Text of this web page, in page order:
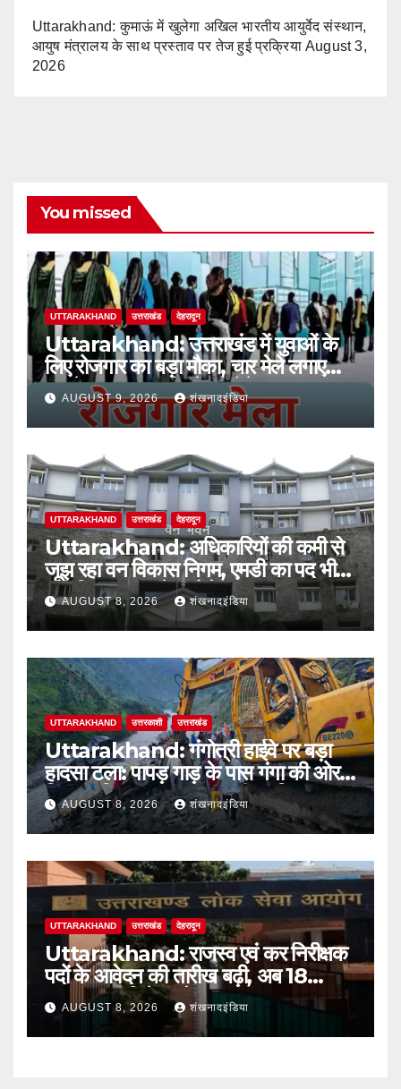
Uttarakhand: कुमाऊं में खुलेगा अखिल भारतीय आयुर्वेद संस्थान,
आयुष मंत्रालय के साथ प्रस्ताव पर तेज हुई प्रक्रिया August 3,
2026
You missed
UTTARAKHAND उत्तराखंड देहरादून
Uttarakhand: उत्तराखंड में युवाओं के
लिए रोजगार का बड़ा मौका, चार मेले लगाए
जाएंगे; 10 हजार को नौकरी देने का लक्ष्य
AUGUST 9, 2026 शंखनादइंडिया
UTTARAKHAND उत्तराखंड देहरादून
Uttarakhand: अधिकारियों की कमी से
जूझ रहा वन विकास निगम, एमडी का पद भी
अतिरिक्त प्रभार के भरोसे
AUGUST 8, 2026 शंखनादइंडिया
UTTARAKHAND उत्तरकाशी उत्तराखंड
Uttarakhand: गंगोत्री हाईवे पर बड़ा
हादसा टला: पापड़ गाड़ के पास गंगा की ओर
फिसला पिकअप, कांवड़ यात्री सुरक्षित
AUGUST 8, 2026 शंखनादइंडिया
UTTARAKHAND उत्तराखंड देहरादून
Uttarakhand: राजस्व एवं कर निरीक्षक
पदों के आवेदन की तारीख बढ़ी, अब 18
अगस्त तक मिलेगा मौका
AUGUST 8, 2026 शंखनादइंडिया